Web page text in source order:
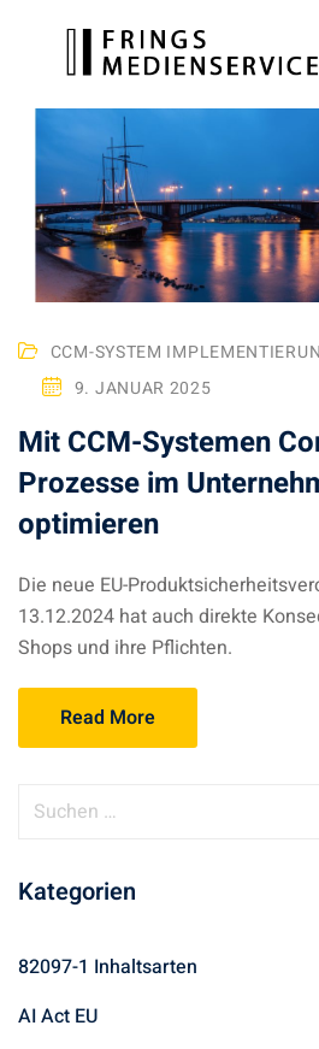
CCM-SYSTEM
9. JANUAR 2025
Mit CCM-Systemen
Prozesse im
optimieren
Die neue EU-
13.12.2024 hat auch direkte
Shops und ihre Pflichten.
Read More
Kategorien
82097-1 Inhaltsarten
AI Act EU